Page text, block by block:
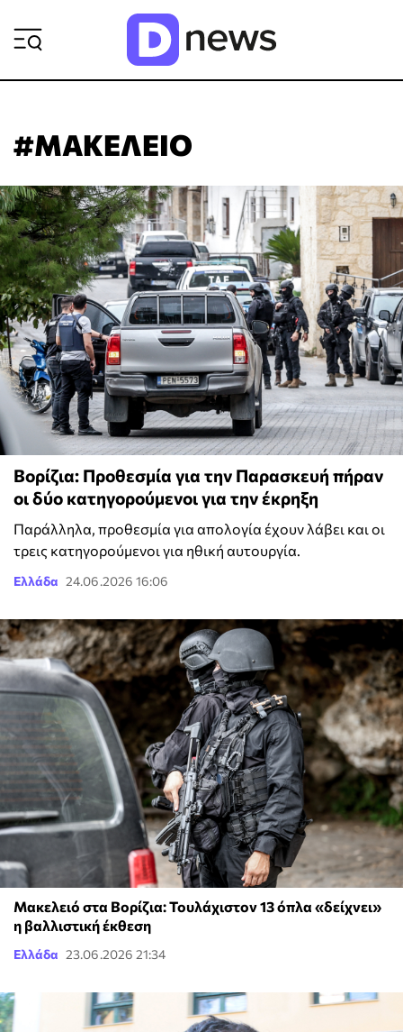
#ΜΑΚΕΛΕΙΟ
Βορίζια: Προθεσμία για την Παρασκευή πήραν
οι δύο κατηγορούμενοι για την έκρηξη
Παράλληλα, προθεσμία για απολογία έχουν λάβει και οι
τρεις κατηγορούμενοι για ηθική αυτουργία.
Ελλάδα 24.06.2026 16:06
Μακελειό στα Βορίζια: Τουλάχιστον 13 όπλα «δείχνει»
η βαλλιστική έκθεση
Ελλάδα 23.06.2026 21:34